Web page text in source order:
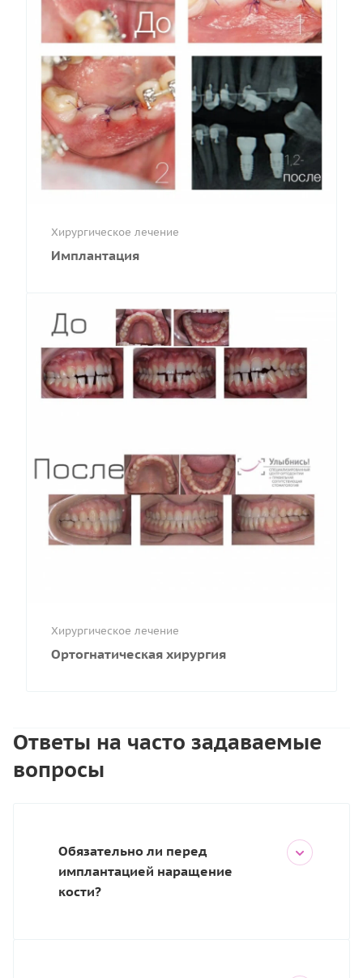
Хирургическое лечение
Имплантация
Хирургическое лечение
Ортогнатическая хирургия
Ответы на часто задаваемые
вопросы
Обязательно ли перед
имплантацией наращение
кости?